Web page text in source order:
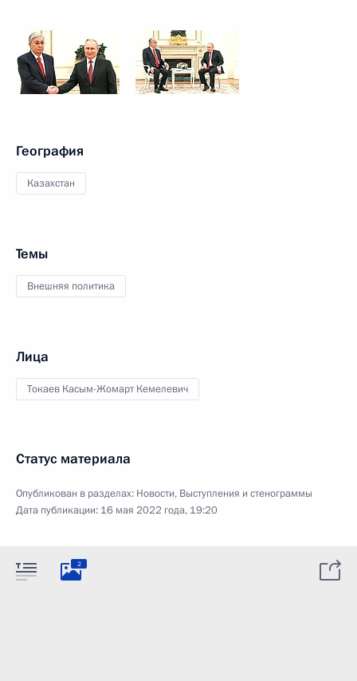
География
Казахстан
Темы
Внешняя политика
Лица
Токаев Касым-Жомарт Кемелевич
Статус материала
Опубликован в разделах: Новости, Выступления и стенограммы
Дата публикации: 16 мая 2022 года, 19:20
2